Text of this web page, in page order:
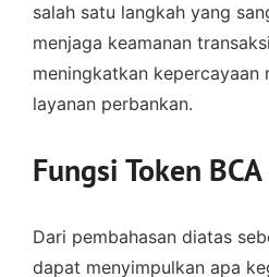
salah satu langkah yang
menjaga keamanan
meningkatkan kepercayaan
layanan perbankan.
Fungsi Token BCA
Dari pembahasan diatas
dapat menyimpulkan apa